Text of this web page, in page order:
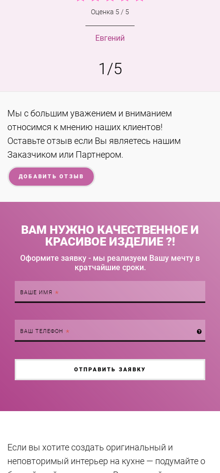
Оценка 5 / 5
Евгений
1 /5
Мы с большим уважением и вниманием
относимся к мнению наших клиентов!
Оставьте отзыв если Вы являетесь нашим
Заказчиком или Партнером.
ДОБАВИТЬ ОТЗЫВ
ВАМ НУЖНО КАЧЕСТВЕННОЕ И
КРАСИВОЕ ИЗДЕЛИЕ ?!
Оформите заявку - мы реализуем Вашу мечту в
кратчайшие сроки.
ВАШЕ ИМЯ
ВАШ ТЕЛЕФОН
ОТПРАВИТЬ ЗАЯВКУ
Если вы хотите создать оригинальный и
неповторимый интерьер на кухне — подумайте о